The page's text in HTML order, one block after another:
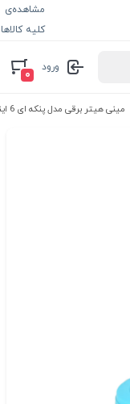
مشاهده‌ی
کلیه کالاها
ورود
۰
مینی هیتر برقی مدل پنکه ای 6 اینچی